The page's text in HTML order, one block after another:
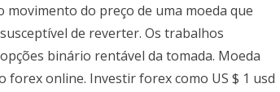
do preço de uma moeda que
de reverter. Os trabalhos
binário rentável da tomada. Moeda
forex online. Investir forex como US $ 1 usd